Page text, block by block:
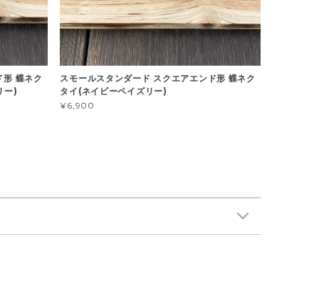
形 蝶ネク
ー)
スモールスタンダード スクエアエンド形 蝶ネク
タイ(ネイビーペイズリー)
¥6,900